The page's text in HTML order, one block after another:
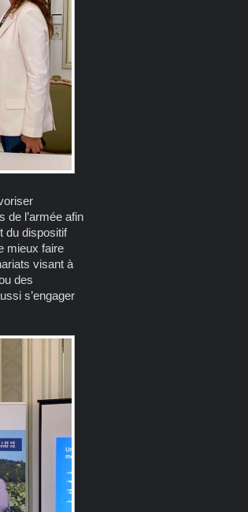
de l’armée afin
du dispositif
mieux faire
visant à
des
s’engager